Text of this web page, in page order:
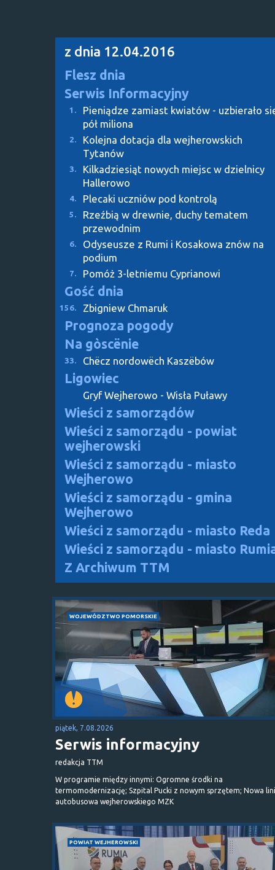
z dnia 12.04.2016
Flesz dnia
Serwis Informacyjny
1.
Pieniądze zamiast kwiatów - uzbierało
pół miliona
2.
Kolejna dotacja dla wejherowskich
Tytanów
3.
Kilkadziesiąt nowych miejsc w dzielnicy
Hallerowo
4. Plecaki uczniów pod kontrolą
5.
Rzeźbią w drewnie, duchy tematem
przewodnim
6.
Odyseusze z Rumi i Kosakowa znów na
podium
7. Pomóż 3-letniemu Cyprianowi
Gość dnia
156. Zbigniew Chmaruk
Prognoza pogody
Na gòscënie
33. Chëcz nordowëch Kaszëbów
Ligowiec
Gryf Wejherowo - Wisła Puławy
Wieści z samorządów
Wieści z samorządu - powiat
wejherowski
Wieści z samorządu - miasto
Wejherowo
Wieści z samorządu - gmina
Wejherowo
Wieści z samorządu - miasto Reda
Wieści z samorządu - miasto
Z Archiwum TTM
WOJEWÓDZTWO POMORSKIE
piątek, 7.08.2026
Serwis informacyjny
redakcja TTM
W programie między innymi: Ogromne środki na
termomodernizację; Szpital Pucki z nowym sprzętem; Nowa
autobusowa wejherowskiego MZK
POWIAT WEJHEROWSKI